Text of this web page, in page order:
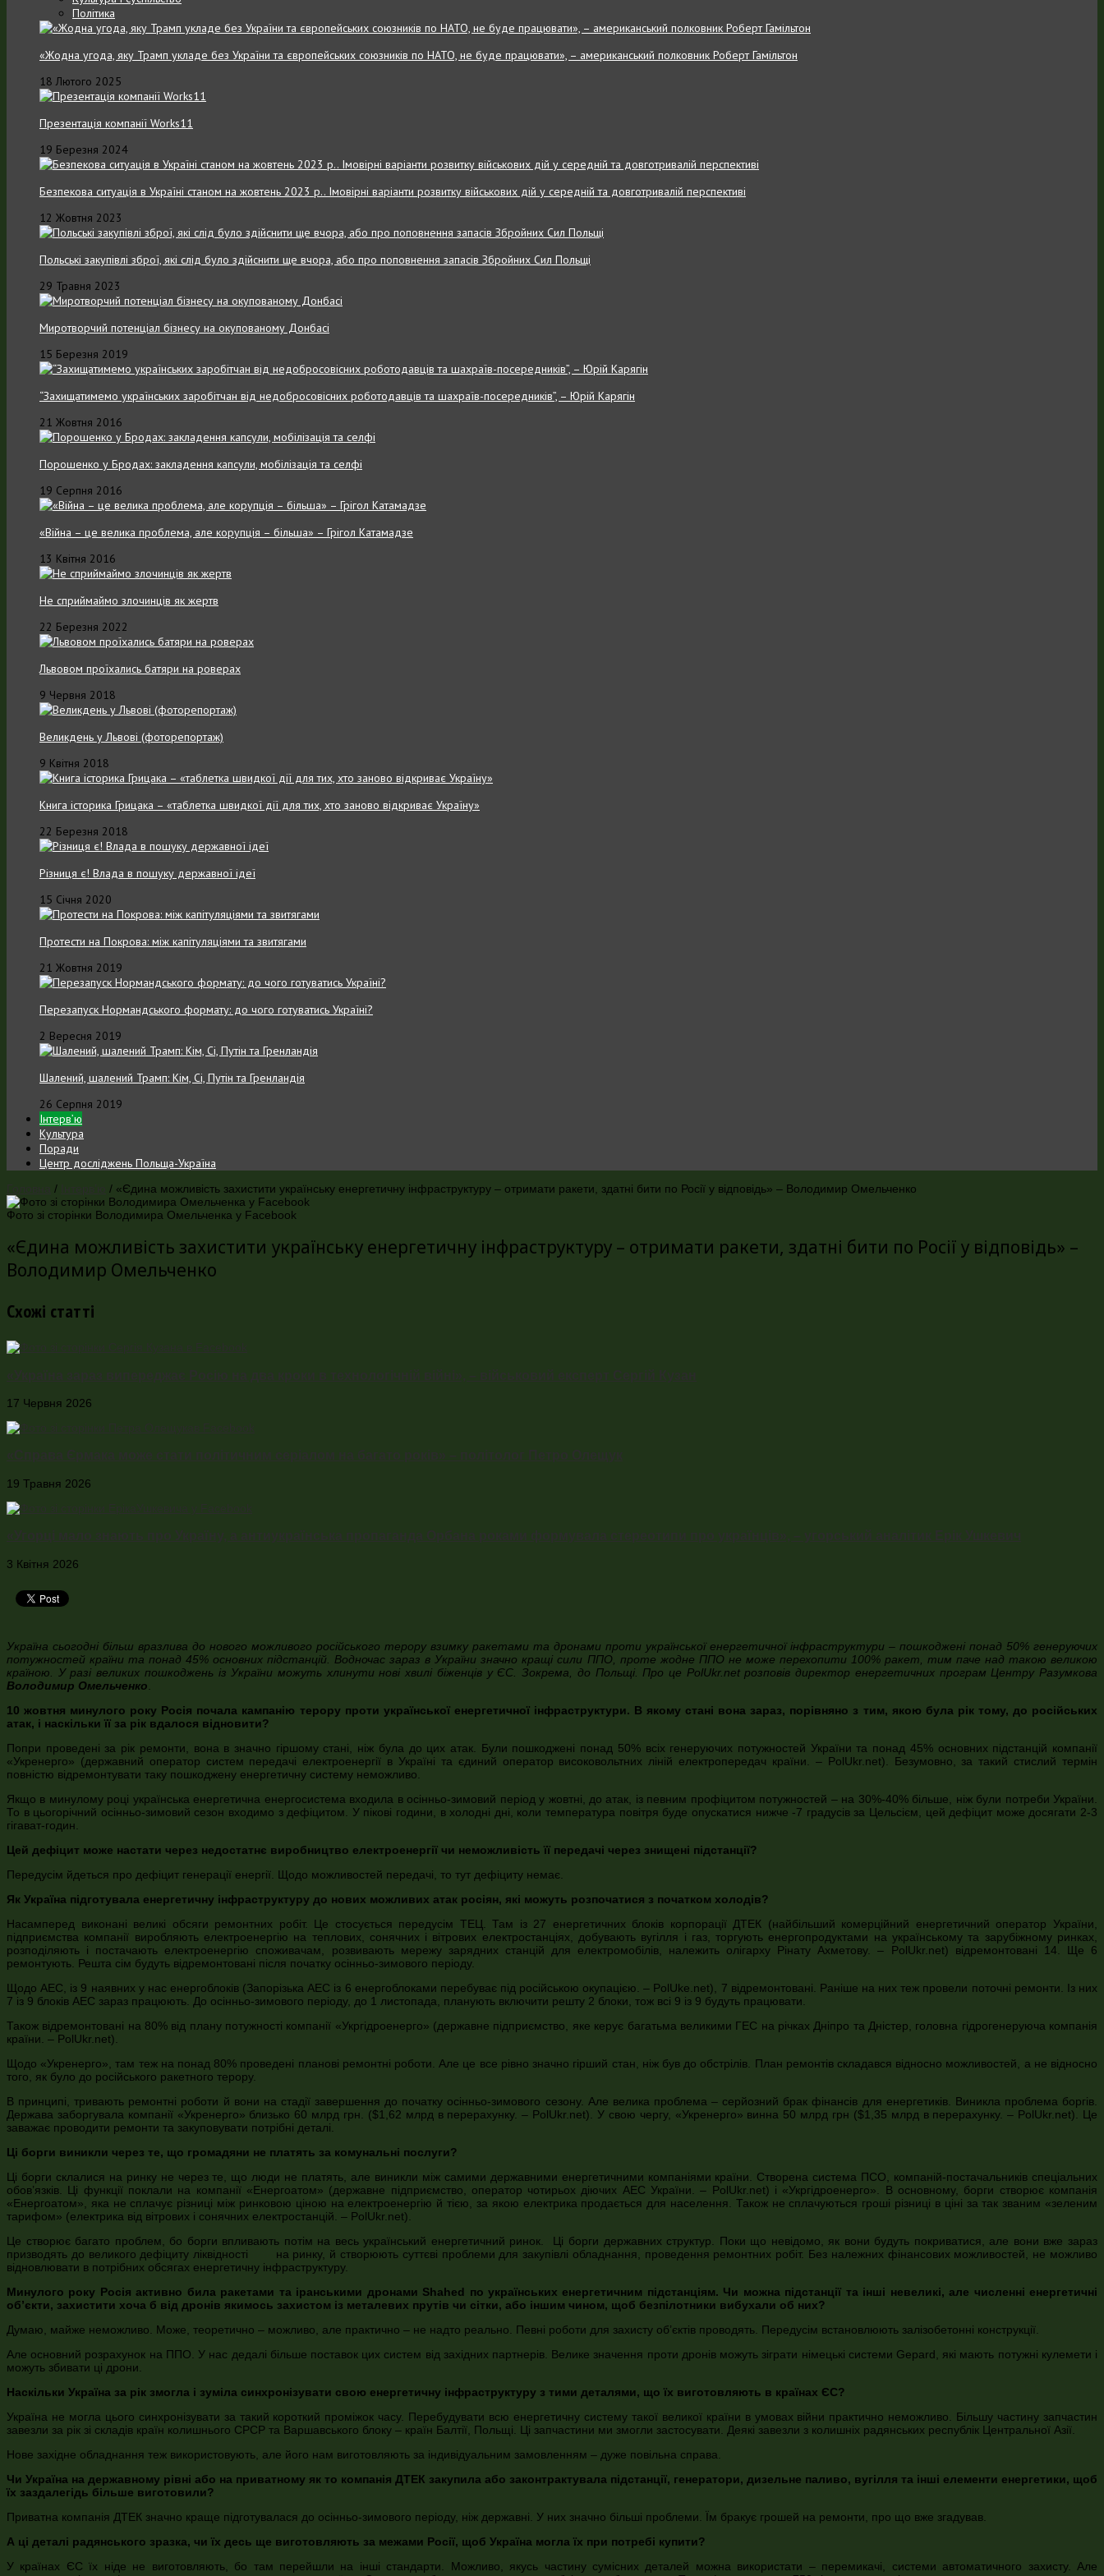
Політика
«Жодна угода, яку Трамп укладе без України та європейських союзників по НАТО, не буде працювати», – американський полковник Роберт Гамільтон
18 Лютого 2025
Презентація компанії Works11
19 Березня 2024
Безпекова ситуація в Україні станом на жовтень 2023 р.. Імовірні варіанти розвитку військових дій у середній та довготривалій перспективі
12 Жовтня 2023
Польські закупівлі зброї, які слід було здійснити ще вчора, або про поповнення запасів Збройних Cил Польщі
29 Травня 2023
Миротворчий потенціал бізнесу на окупованому Донбасі
15 Березня 2019
“Захищатимемо українських заробітчан від недобросовісних роботодавців та шахраїв-посередників”, – Юрій Карягін
21 Жовтня 2016
Порошенко у Бродах: закладення капсули, мобілізація та селфі
19 Серпня 2016
«Війна – це велика проблема, але корупція – більша» – Грігол Катамадзе
13 Квітня 2016
Не сприймаймо злочинців як жертв
22 Березня 2022
Львовом проїхались батяри на роверах
9 Червня 2018
Великдень у Львові (фоторепортаж)
9 Квітня 2018
Книга історика Грицака – «таблетка швидкої дії для тих, хто заново відкриває Україну»
22 Березня 2018
Різниця є! Влада в пошуку державної ідеї
15 Січня 2020
Протести на Покрова: між капітуляціями та звитягами
21 Жовтня 2019
Перезапуск Нормандського формату: до чого готуватись Україні?
2 Вересня 2019
Шалений, шалений Трамп: Кім, Сі, Путін та Гренландія
26 Серпня 2019
Інтерв’ю
Культура
Поради
Центр досліджень Польща-Україна
/ / «Єдина можливість захистити українську енергетичну інфраструктуру – отримати ракети, здатні бити по Росії у відповідь» – Володимир Омельченко
Фото зі сторінки Володимира Омельченка у Facebook
«Єдина можливість захистити українську енергетичну інфраструктуру – отримати ракети, здатні бити по Росії у відповідь» –
Володимир Омельченко
Схожі статті
17 Червня 2026
19 Травня 2026
3 Квітня 2026
Україна сьогодні більш вразлива до нового можливого російського терору взимку ракетами та дронами проти української енергетичної інфраструктури – пошкоджені понад 50% генеруючих
потужностей країни та понад 45% основних підстанцій. Водночас зараз в України значно кращі сили ППО, проте жодне ППО не може перехопити 100% ракет, тим паче над такою великою
країною. У разі великих пошкоджень із України можуть хлинути нові хвилі біженців у ЄС. Зокрема, до Польщі. Про це PolUkr.net розповів директор енергетичних програм Центру Разумкова
Володимир Омельченко
10 жовтня минулого року Росія почала кампанію терору проти української енергетичної інфраструктури. В якому стані вона зараз, порівняно з тим, якою була рік тому, до російських
атак, і наскільки її за рік вдалося відновити?
Попри проведені за рік ремонти, вона в значно гіршому стані, ніж була до цих атак. Були пошкоджені понад 50% всіх генеруючих потужностей України та понад 45% основних підстанцій компанії
«Укренерго» (державний оператор систем передачі електроенергії в Україні та єдиний оператор високовольтних ліній електропередач країни. – PolUkr.net). Безумовно, за такий стислий термін
повністю відремонтувати таку пошкоджену енергетичну систему неможливо.
Якщо в минулому році українська енергетична енергосистема входила в осінньо-зимовий період у жовтні, до атак, із певним профіцитом потужностей – на 30%-40% більше, ніж були потреби України.
То в цьогорічний осінньо-зимовий сезон входимо з дефіцитом. У пікові години, в холодні дні, коли температура повітря буде опускатися нижче -7 градусів за Цельсієм, цей дефіцит може досягати 2-3
гігават-годин.
Цей дефіцит може настати через недостатнє виробництво електроенергії чи неможливість її передачі через знищені підстанції?
Передусім йдеться про дефіцит генерації енергії. Щодо можливостей передачі, то тут дефіциту немає.
Як Україна підготувала енергетичну інфраструктуру до нових можливих атак росіян, які можуть розпочатися з початком холодів?
Насамперед виконані великі обсяги ремонтних робіт. Це стосується передусім ТЕЦ. Там із 27 енергетичних блоків корпорації ДТЕК (найбільший комерційний енергетичний оператор України,
підприємства компанії виробляють електроенергію на теплових, сонячних і вітрових електростанціях, добувають вугілля і газ, торгують енергопродуктами на українському та зарубіжному ринках,
розподіляють і постачають електроенергію споживачам, розвивають мережу зарядних станцій для електромобілів, належить олігарху Рінату Ахметову. – PolUkr.net) відремонтовані 14. Ще 6
ремонтують. Решта сім будуть відремонтовані після початку осінньо-зимового періоду.
Щодо АЕС, із 9 наявних у нас енергоблоків (Запорізька АЕС із 6 енергоблоками перебуває під російською окупацією. – PolUke.net), 7 відремонтовані. Раніше на них теж провели поточні ремонти. Із них
7 із 9 блоків АЕС зараз працюють. До осінньо-зимового періоду, до 1 листопада, планують включити решту 2 блоки, тож всі 9 із 9 будуть працювати.
Також відремонтовані на 80% від плану потужності компанії «Укргідроенерго» (державне підприємство, яке керує багатьма великими ГЕС на річках Дніпро та Дністер, головна гідрогенеруюча компанія
країни. – PolUkr.net).
Щодо «Укренерго», там теж на понад 80% проведені планові ремонтні роботи. Але це все рівно значно гірший стан, ніж був до обстрілів. План ремонтів складався відносно можливостей, а не відносно
того, як було до російського ракетного терору.
В принципі, тривають ремонтні роботи й вони на стадії завершення до початку осінньо-зимового сезону. Але велика проблема – серйозний брак фінансів для енергетиків. Виникла проблема боргів.
Держава заборгувала компанії «Укренерго» близько 60 млрд грн. ($1,62 млрд в перерахунку. – PolUkr.net). У свою чергу, «Укренерго» винна 50 млрд грн ($1,35 млрд в перерахунку. – PolUkr.net). Це
заважає проводити ремонти та закуповувати потрібні деталі.
Ці борги виникли через те, що громадяни не платять за комунальні послуги?
Ці борги склалися на ринку не через те, що люди не платять, але виникли між самими державними енергетичними компаніями країни. Створена система ПСО, компаній-постачальників спеціальних
обов’язків. Ці функції поклали на компанії «Енергоатом» (державне підприємство, оператор чотирьох діючих АЕС України. – PolUkr.net) і «Укргідроенерго». В основному, борги створює компанія
«Енергоатом», яка не сплачує різниці між ринковою ціною на електроенергію й тією, за якою електрика продається для населення. Також не сплачуються гроші різниці в ціні за так званим «зеленим
тарифом» (електрика від вітрових і сонячних електростанцій. – PolUkr.net).
Це створює багато проблем, бо борги впливають потім на весь український енергетичний ринок. Ці борги державних структур. Поки що невідомо, як вони будуть покриватися, але вони вже зараз
призводять до великого дефіциту ліквідності на ринку, й створюють суттєві проблеми для закупівлі обладнання, проведення ремонтних робіт. Без належних фінансових можливостей, не можливо
відновлювати в потрібних обсягах енергетичну інфраструктуру.
Минулого року Росія активно била ракетами та іранськими дронами Shahed по українських енергетичним підстанціям. Чи можна підстанції та інші невеликі, але численні енергетичні
об’єкти, захистити хоча б від дронів якимось захистом із металевих прутів чи сітки, або іншим чином, щоб безпілотники вибухали об них?
Думаю, майже неможливо. Може, теоретично – можливо, але практично – не надто реально. Певні роботи для захисту об’єктів проводять. Передусім встановлюють залізобетонні конструкції.
Але основний розрахунок на ППО. У нас дедалі більше поставок цих систем від західних партнерів. Велике значення проти дронів можуть зіграти німецькі системи Gepard, які мають потужні кулемети і
можуть збивати ці дрони.
Наскільки Україна за рік змогла і зуміла синхронізувати свою енергетичну інфраструктуру з тими деталями, що їх виготовляють в країнах ЄС?
Україна не могла цього синхронізувати за такий короткий проміжок часу. Перебудувати всю енергетичну систему такої великої країни в умовах війни практично неможливо. Більшу частину запчастин
завезли за рік зі складів країн колишнього СРСР та Варшавського блоку – країн Балтії, Польщі. Ці запчастини ми змогли застосувати. Деякі завезли з колишніх радянських республік Центральної Азії.
Нове західне обладнання теж використовують, але його нам виготовляють за індивідуальним замовленням – дуже повільна справа.
Чи Україна на державному рівні або на приватному як то компанія ДТЕК закупила або законтрактувала підстанції, генератори, дизельне паливо, вугілля та інші елементи енергетики, щоб
їх заздалегідь більше виготовили?
Приватна компанія ДТЕК значно краще підготувалася до осінньо-зимового періоду, ніж державні. У них значно більші проблеми. Їм бракує грошей на ремонти, про що вже згадував.
А ці деталі радянського зразка, чи їх десь ще виготовляють за межами Росії, щоб Україна могла їх при потребі купити?
У країнах ЄС їх ніде не виготовляють, бо там перейшли на інші стандарти. Можливо, якусь частину сумісних деталей можна використати – перемикачі, системи автоматичного захисту. Але